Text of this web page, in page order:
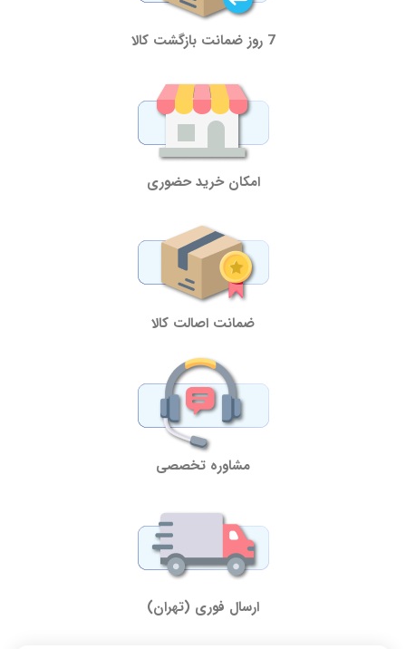
7 روز ضمانت بازگشت کالا
امکان خرید حضوری
ضمانت اصالت کالا
مشاوره تخصصی
ارسال فوری (تهران)